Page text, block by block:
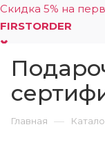
Скидка 5% на
FIRSTORDER
Главная —